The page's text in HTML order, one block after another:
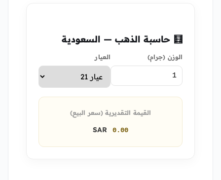
🧮 حاسبة الذهب — السعودية
الوزن (جرام) العيار
القيمة التقديرية (سعر البيع)
0.00
SAR